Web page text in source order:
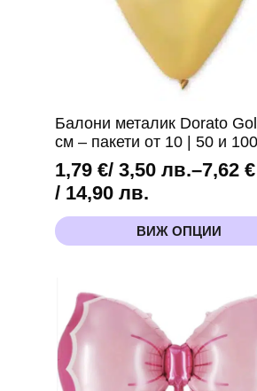
Балони металик Dorato
см – пакети от 10 | 50 и
1,79 €/ 3,50 лв.–7,62 €
/ 14,90 лв.
Price
range:
1,79 €
through
7,62 €
/
14,90 лв.
ВИЖ ОПЦИИ
This
product
variants.
The
options
may
be
chosen